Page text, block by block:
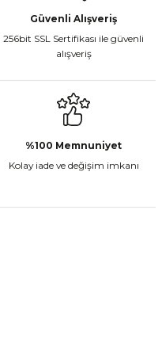
Komple
Güvenli Alışveriş
256bit SSL Sertifikası ile güvenli
alışveriş
%100 Memnuniyet
Kolay iade ve değişim imkanı